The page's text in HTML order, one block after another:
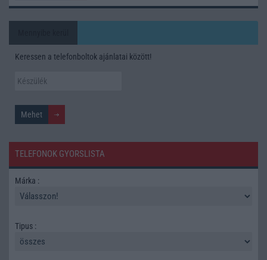
Keressen a telefonboltok ajánlatai között!
TELEFONOK GYORSLISTA
Márka :
Tipus :